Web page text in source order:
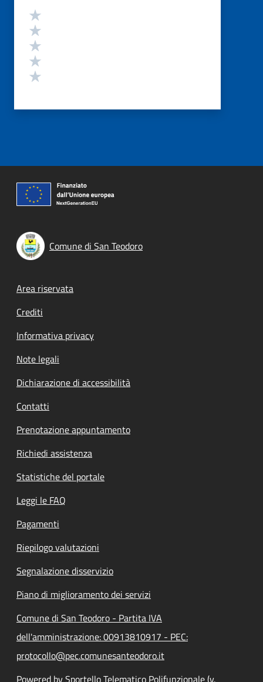
Valutazione
Comune di San Teodoro
Footer menu
Area riservata
Crediti
Informativa privacy
Note legali
Dichiarazione di accessibilità
Contatti
Prenotazione appuntamento
Richiedi assistenza
Statistiche del portale
Leggi le FAQ
Pagamenti
Riepilogo valutazioni
Segnalazione disservizio
Piano di miglioramento dei servizi
Comune di San Teodoro - Partita IVA
dell'amministrazione: 00913810917 - PEC:
protocollo@pec.comunesanteodoro.it
Powered by Sportello Telematico Polifunzionale (v.